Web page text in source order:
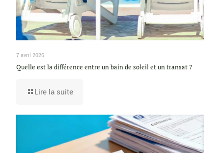
7 avril 2026
Quelle est la différence entre un bain de soleil et un transat ?
Lire la suite